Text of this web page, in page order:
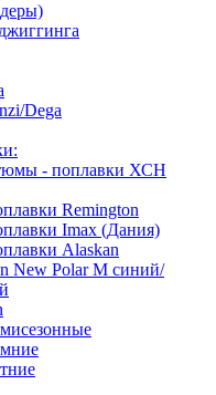
Dega
- поплавки ХСН
Remington
Imax (Дания)
Alaskan
New Polar M синий/